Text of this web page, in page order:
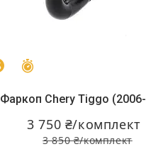
–3%
Фаркоп Chery Tiggo
3 850 ₴/комплект
3 750 ₴/комплект